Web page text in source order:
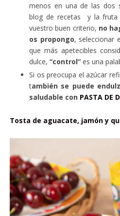
menos en una de las dos
blog de recetas y la fruta
vuestro buen criterio, no
os propongo, seleccionar
que más apetecibles
dulce, “control” es una
Si os preocupa el azúcar
también se puede
saludable con PASTA DE
Tosta de aguacate, jamón y